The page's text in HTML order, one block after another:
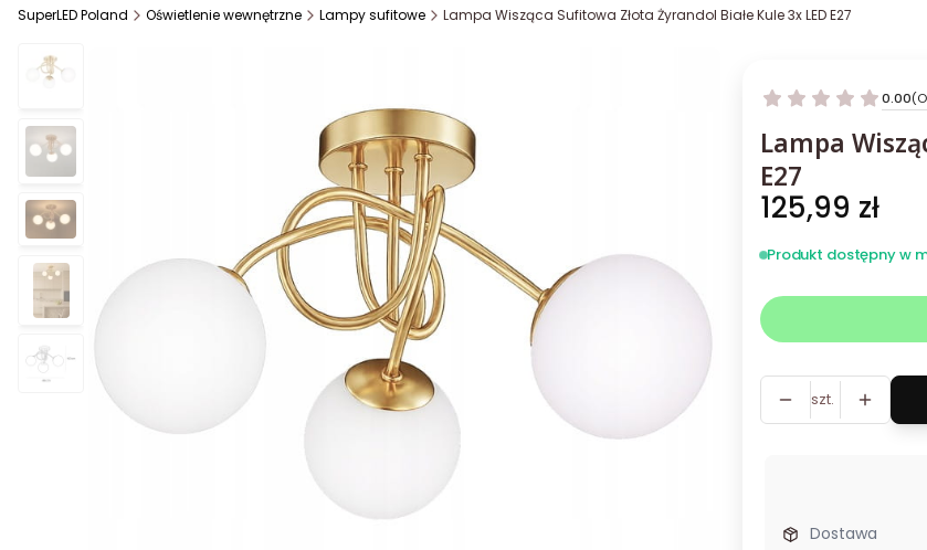
SuperLED Poland Oświetlenie wewnętrzne Lampy sufitowe Lampa Wisząca Sufitowa Złota Żyrandol Białe Kule 3x LED E27
0.00
Lampa
E27
Cena
125,99 zł
Produkt dostępny w
szt.
Dostawa